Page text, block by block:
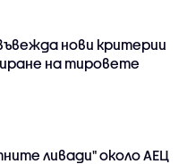
нови критерии
на тировете
ливади" около АЕЦ